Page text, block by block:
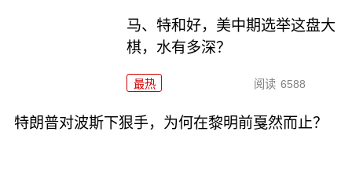
马、特和好，美中期选举这盘大
棋，水有多深？
最热 阅读 6588
特朗普对波斯下狠手，为何在黎明前戛然而止？